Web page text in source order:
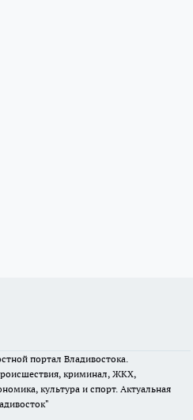
портал Владивостока.
криминал, ЖКХ,
культура и спорт. Актуальная